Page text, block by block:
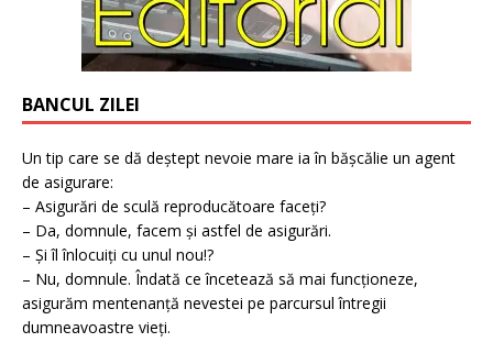
BANCUL ZILEI
Un tip care se dă deștept nevoie mare ia în bășcălie un agent
de asigurare:
– Asigurări de sculă reproducătoare faceți?
– Da, domnule, facem și astfel de asigurări.
– Și îl înlocuiți cu unul nou!?
– Nu, domnule. Îndată ce încetează să mai funcționeze,
asigurăm mentenanță nevestei pe parcursul întregii
dumneavoastre vieți.